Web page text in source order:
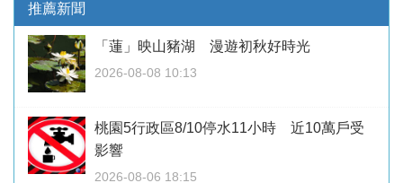
推薦新聞
「蓮」映山豬湖 漫遊初秋好時光
2026-08-08 10:13
桃園5行政區8/10停水11小時 近10萬戶受
影響
2026-08-06 18:15